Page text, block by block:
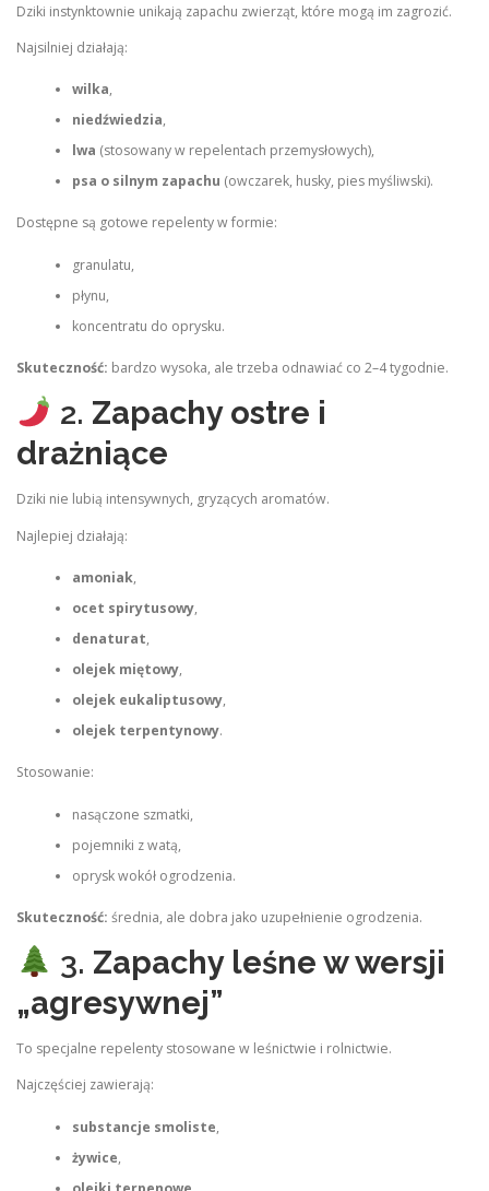
Dziki instynktownie unikają zapachu zwierząt, które mogą im zagrozić.
Najsilniej działają:
wilka,
niedźwiedzia,
lwa (stosowany w repelentach przemysłowych),
psa o silnym zapachu (owczarek, husky, pies myśliwski).
Dostępne są gotowe repelenty w formie:
granulatu,
płynu,
koncentratu do oprysku.
Skuteczność: bardzo wysoka, ale trzeba odnawiać co 2–4 tygodnie.
2. Zapachy ostre i
drażniące
Dziki nie lubią intensywnych, gryzących aromatów.
Najlepiej działają:
amoniak,
ocet spirytusowy,
denaturat,
olejek miętowy,
olejek eukaliptusowy,
olejek terpentynowy.
Stosowanie:
nasączone szmatki,
pojemniki z watą,
oprysk wokół ogrodzenia.
Skuteczność: średnia, ale dobra jako uzupełnienie ogrodzenia.
3. Zapachy leśne w wersji
„agresywnej”
To specjalne repelenty stosowane w leśnictwie i rolnictwie.
Najczęściej zawierają:
substancje smoliste,
żywice,